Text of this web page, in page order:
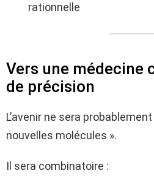
rationnelle
Vers une médecine
de précision
L’avenir ne sera
nouvelles molécules ».
Il sera combinatoire :